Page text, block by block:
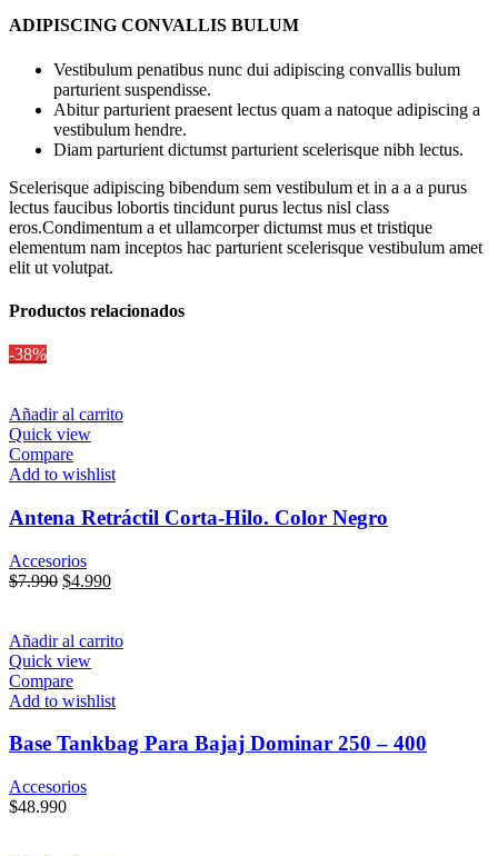
ADIPISCING CONVALLIS BULUM
Vestibulum penatibus nunc dui adipiscing convallis bulum
parturient suspendisse.
Abitur parturient praesent lectus quam a natoque adipiscing a
vestibulum hendre.
Diam parturient dictumst parturient scelerisque nibh lectus.
Scelerisque adipiscing bibendum sem vestibulum et in a a a purus
lectus faucibus lobortis tincidunt purus lectus nisl class
eros.Condimentum a et ullamcorper dictumst mus et tristique
elementum nam inceptos hac parturient scelerisque vestibulum amet
elit ut volutpat.
Productos relacionados
-38%
Añadir al carrito
Quick view
Compare
Add to wishlist
Antena Retráctil Corta-Hilo. Color Negro
Accesorios
$7.990 El
era:
$7.990.
$4.990El
es:
Añadir al carrito
Quick view
Compare
Add to wishlist
Base Tankbag Para Bajaj Dominar 250 – 400
Accesorios
$48.990